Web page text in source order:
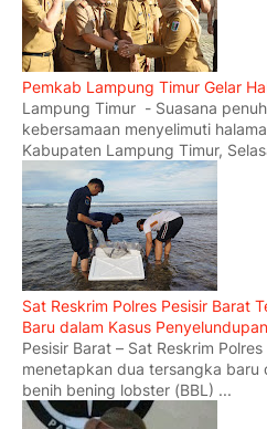
Pemkab Lampung Timur Gelar
Lampung Timur - Suasana
kebersamaan menyelimuti
Kabupaten Lampung Timur,
Sat Reskrim Polres Pesisir Barat
Baru dalam Kasus Penyelundupan
Pesisir Barat – Sat Reskrim
menetapkan dua tersangka baru
benih bening lobster (BBL) ...